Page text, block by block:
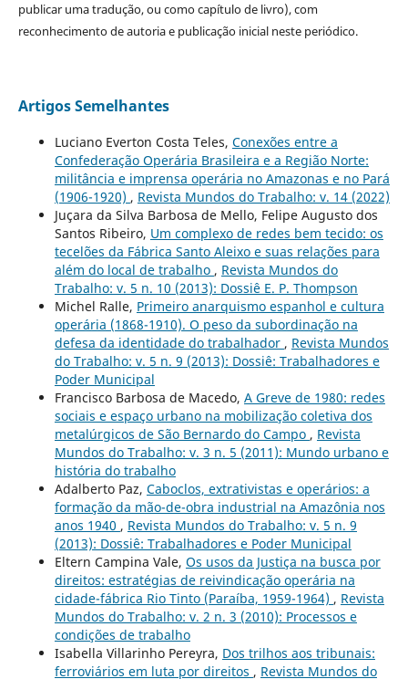
publicar uma tradução, ou como capítulo de livro), com
reconhecimento de autoria e publicação inicial neste periódico.
Artigos Semelhantes
Luciano Everton Costa Teles, Conexões entre a
Confederação Operária Brasileira e a Região Norte:
militância e imprensa operária no Amazonas e no Pará
(1906-1920) , Revista Mundos do Trabalho: v. 14 (2022)
Juçara da Silva Barbosa de Mello, Felipe Augusto dos
Santos Ribeiro, Um complexo de redes bem tecido: os
tecelões da Fábrica Santo Aleixo e suas relações para
além do local de trabalho , Revista Mundos do
Trabalho: v. 5 n. 10 (2013): Dossiê E. P. Thompson
Michel Ralle, Primeiro anarquismo espanhol e cultura
operária (1868-1910). O peso da subordinação na
defesa da identidade do trabalhador , Revista Mundos
do Trabalho: v. 5 n. 9 (2013): Dossiê: Trabalhadores e
Poder Municipal
Francisco Barbosa de Macedo, A Greve de 1980: redes
sociais e espaço urbano na mobilização coletiva dos
metalúrgicos de São Bernardo do Campo , Revista
Mundos do Trabalho: v. 3 n. 5 (2011): Mundo urbano e
história do trabalho
Adalberto Paz, Caboclos, extrativistas e operários: a
formação da mão-de-obra industrial na Amazônia nos
anos 1940 , Revista Mundos do Trabalho: v. 5 n. 9
(2013): Dossiê: Trabalhadores e Poder Municipal
Eltern Campina Vale, Os usos da Justiça na busca por
direitos: estratégias de reivindicação operária na
cidade-fábrica Rio Tinto (Paraíba, 1959-1964) , Revista
Mundos do Trabalho: v. 2 n. 3 (2010): Processos e
condições de trabalho
Isabella Villarinho Pereyra, Dos trilhos aos tribunais:
ferroviários em luta por direitos , Revista Mundos do